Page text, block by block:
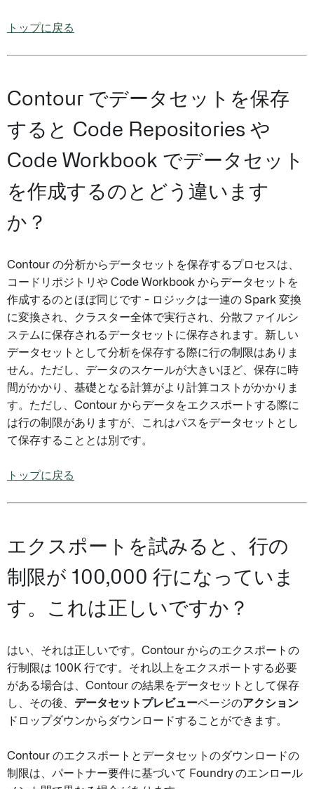
トップに戻る
Contour でデータセットを保存
すると Code Repositories や
Code Workbook でデータセット
を作成するのとどう違います
か？
Contour の分析からデータセットを保存するプロセスは、
コードリポジトリや Code Workbook からデータセットを
作成するのとほぼ同じです - ロジックは一連の Spark 変換
に変換され、クラスター全体で実行され、分散ファイルシ
ステムに保存されるデータセットに保存されます。新しい
データセットとして分析を保存する際に行の制限はありま
せん。ただし、データのスケールが大きいほど、保存に時
間がかかり、基礎となる計算がより計算コストがかかりま
す。ただし、Contour からデータをエクスポートする際に
は行の制限がありますが、これはパスをデータセットとし
て保存することとは別です。
トップに戻る
エクスポートを試みると、行の
制限が 100,000 行になっていま
す。これは正しいですか？
はい、それは正しいです。Contour からのエクスポートの
行制限は 100K 行です。それ以上をエクスポートする必要
がある場合は、Contour の結果をデータセットとして保存
し、その後、 データセットプレビューページのアクション
ドロップダウンからダウンロードすることができます。
Contour のエクスポートとデータセットのダウンロードの
制限は、パートナー要件に基づいて Foundry のエンロール